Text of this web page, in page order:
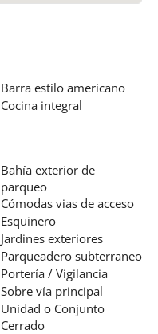
Barra estilo americano
Cocina integral
Bahía exterior de
parqueo
Cómodas vias de acceso
Esquinero
Jardines exteriores
Parqueadero subterraneo
Portería / Vigilancia
Sobre vía principal
Unidad o Conjunto
Cerrado